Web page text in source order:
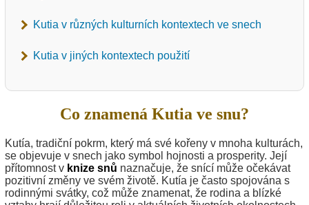
Kutia v různých kulturních kontextech ve snech
Kutia v jiných kontextech použití
Co znamená Kutia ve snu?
Kutía, tradiční pokrm, který má své kořeny v mnoha kulturách,
se objevuje v snech jako symbol hojnosti a prosperity. Její
přítomnost v knize snů naznačuje, že snící může očekávat
pozitivní změny ve svém životě. Kutía je často spojována s
rodinnými svátky, což může znamenat, že rodina a blízké